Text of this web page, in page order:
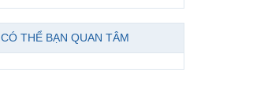
CÓ THỂ BẠN QUAN TÂM